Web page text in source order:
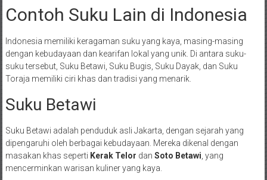
Contoh Suku Lain di Indonesia
Indonesia memiliki keragaman suku yang kaya, masing-masing
dengan kebudayaan dan kearifan lokal yang unik. Di antara suku-
suku tersebut, Suku Betawi, Suku Bugis, Suku Dayak, dan Suku
Toraja memiliki ciri khas dan tradisi yang menarik.
Suku Betawi
Suku Betawi adalah penduduk asli Jakarta, dengan sejarah yang
dipengaruhi oleh berbagai kebudayaan. Mereka dikenal dengan
masakan khas seperti Kerak Telor dan Soto Betawi, yang
mencerminkan warisan kuliner yang kaya.